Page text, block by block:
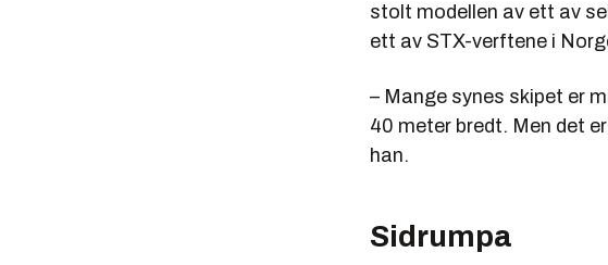
Utføres for at
Kilde: PGS
stolt modellen av ett av
ett av STX-verftene i
– Mange synes skipet er
40 meter bredt. Men det
han.
Sidrumpa